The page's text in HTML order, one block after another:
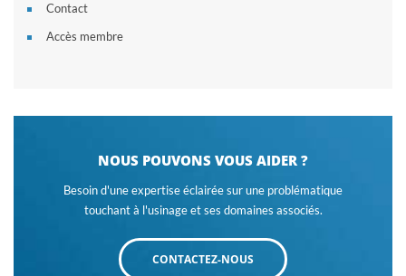
Contact
Accès membre
NOUS POUVONS VOUS AIDER ?
Besoin d'une expertise éclairée sur une problématique
touchant à l'usinage et ses domaines associés.
CONTACTEZ-NOUS